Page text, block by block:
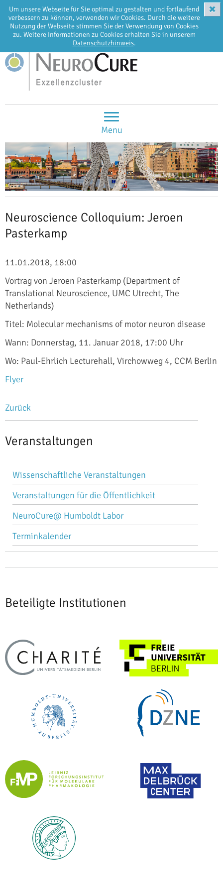
Um unsere Webseite für Sie optimal zu gestalten und fortlaufend
verbessern zu können, verwenden wir Cookies. Durch die weitere
Nutzung der Webseite stimmen Sie der Verwendung von Cookies
zu. Weitere Informationen zu Cookies erhalten Sie in unserem
Datenschutzhinweis.
✖
EN DE
Menu
Neuroscience Colloquium: Jeroen
Pasterkamp
11.01.2018, 18:00
Vortrag von Jeroen Pasterkamp (Department of
Translational Neuroscience, UMC Utrecht, The
Netherlands)
Titel: Molecular mechanisms of motor neuron disease
Wann: Donnerstag, 11. Januar 2018, 17:00 Uhr
Wo: Paul-Ehrlich Lecturehall, Virchowweg 4, CCM Berlin
Flyer
Zurück
Veranstaltungen
Navigation
überspringen
Wissenschaftliche Veranstaltungen
Veranstaltungen für die Öffentlichkeit
NeuroCure@ Humboldt Labor
Terminkalender
Beteiligte Institutionen